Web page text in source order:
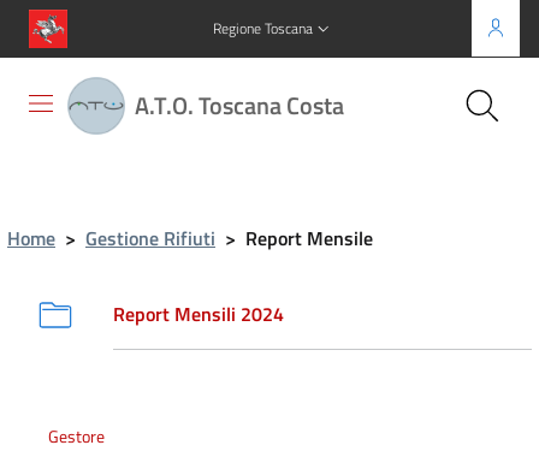
Regione Toscana
A.T.O. Toscana Costa
Home > Gestione Rifiuti > Report Mensile
Report Mensili 2024
Gestore